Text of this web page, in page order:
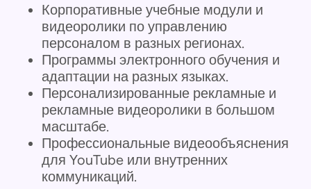
Корпоративные учебные модули и
видеоролики по управлению
персоналом в разных регионах.
Программы электронного обучения и
адаптации на разных языках.
Персонализированные рекламные и
рекламные видеоролики в большом
масштабе.
Профессиональные видеообъяснения
для YouTube или внутренних
коммуникаций.